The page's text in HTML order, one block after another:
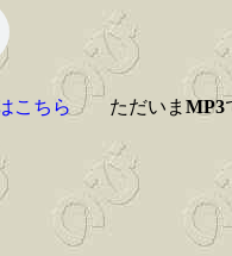
こちらただいま MP3